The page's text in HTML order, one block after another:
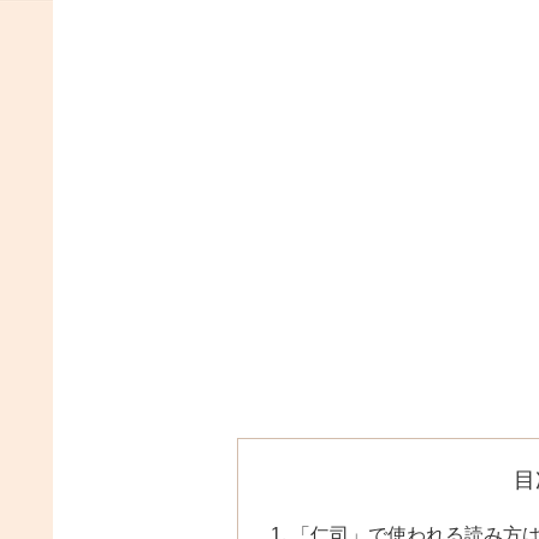
「仁司」で使われる読み方